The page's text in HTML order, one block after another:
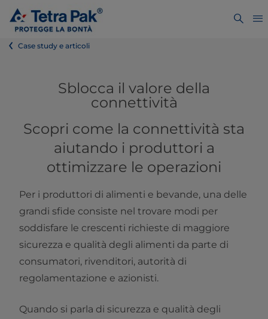
Case study e articoli
Sblocca il valore della
connettività
Scopri come la connettività sta
aiutando i produttori a
ottimizzare le operazioni
Per i produttori di alimenti e bevande, una delle
grandi sfide consiste nel trovare modi per
soddisfare le crescenti richieste di maggiore
sicurezza e qualità degli alimenti da parte di
consumatori, rivenditori, autorità di
regolamentazione e azionisti.
Quando si parla di sicurezza e qualità degli